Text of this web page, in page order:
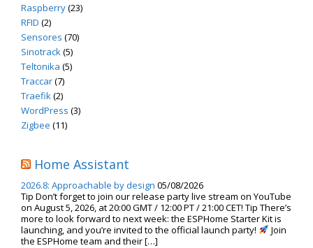
Raspberry(23)
RFID (2)
Sensores (70)
Sinotrack(5)
Teltonika (5)
Traccar(7)
Traefik(2)
WordPress (3)
Zigbee (11)
Home Assistant
2026.8: Approachable by design 05/08/2026
Tip Don’t forget to join our release party live stream on YouTube
on August 5, 2026, at 20:00 GMT / 12:00 PT / 21:00 CET! Tip There’s
more to look forward to next week: the ESPHome Starter Kit is
launching, and you’re invited to the official launch party!
Join
the ESPHome team and their […]